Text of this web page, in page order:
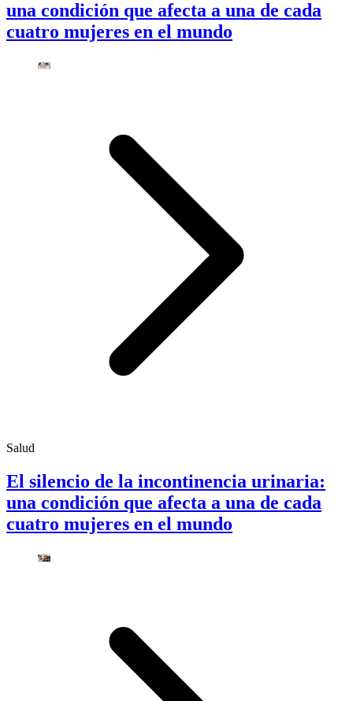
una condición que afecta a una de cada
cuatro mujeres en el mundo
Salud
El silencio de la incontinencia urinaria:
una condición que afecta a una de cada
cuatro mujeres en el mundo